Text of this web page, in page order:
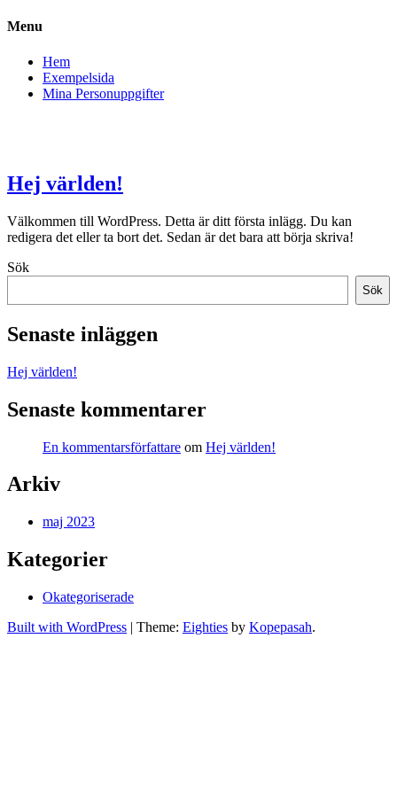
Menu
Hem
Exempelsida
Mina Personuppgifter
Hej världen!
Välkommen till WordPress. Detta är ditt första inlägg. Du kan
redigera det eller ta bort det. Sedan är det bara att börja skriva!
Sök
Sök
Senaste inläggen
Hej världen!
Senaste kommentarer
En kommentarsförfattare om Hej världen!
Arkiv
maj 2023
Kategorier
Okategoriserade
Built with WordPress | Theme: Eighties by Kopepasah.